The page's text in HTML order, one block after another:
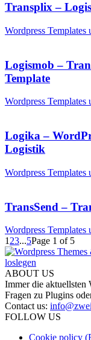
Transplix –
Wordpress Templates
Logismob –
Template
Wordpress Templates
Logika –
Logistik
Wordpress Templates
TransSend –
Wordpress Templates
1 23...5Page 1 of 5
ABOUT US
Immer die aktuellsten
Fragen zu Plugins
Contact us:
FOLLOW US
Cookie policy